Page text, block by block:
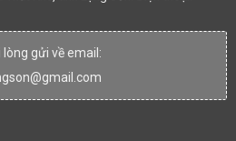
lòng gửi về email: